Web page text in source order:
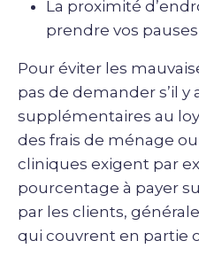
La proximité
prendre vos
Pour éviter les
pas de demander s’il y
supplémentaires au
des frais de ménage
cliniques exigent par
pourcentage à payer
par les clients,
qui couvrent en partie